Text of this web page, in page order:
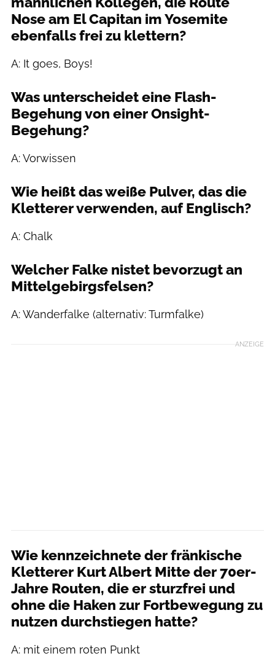
Nose am El Capitan im Yosemite
ebenfalls frei zu klettern?
A: It goes, Boys!
Was unterscheidet eine Flash-
Begehung von einer Onsight-
Begehung?
A: Vorwissen
Wie heißt das weiße Pulver, das die
Kletterer verwenden, auf Englisch?
A: Chalk
Welcher Falke nistet bevorzugt an
Mittelgebirgsfelsen?
A: Wanderfalke (alternativ: Turmfalke)
ANZEIGE
Wie kennzeichnete der fränkische
Kletterer Kurt Albert Mitte der 70er-
Jahre Routen, die er sturzfrei und
ohne die Haken zur Fortbewegung zu
nutzen durchstiegen hatte?
A: mit einem roten Punkt